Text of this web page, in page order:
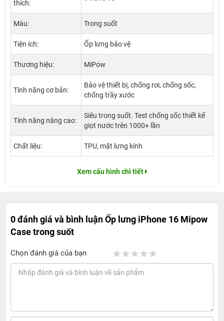
thích:
Màu: Trong suốt
Tiện ích: Ốp lưng bảo vệ
Thương hiệu: MiPow
Tính năng cơ bản:
Bảo vệ thiết bị, chống rơi, chống sốc,
chống trầy xước
Tính năng nâng cao:
Siêu trong suốt. Test chống sốc thiết kế
giọt nước trên 1000+ lần
Chất liệu: TPU, mặt lưng kính
Xem cấu hình chi tiết
0 đánh giá và bình luậnỐp lưng iPhone 16 Mipow
Case trong suốt
Chọn đánh giá của bạn